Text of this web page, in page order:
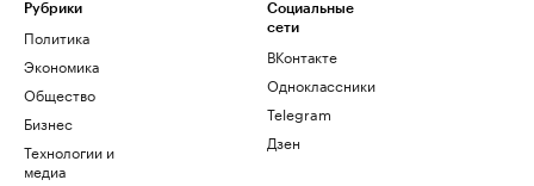
Рубрики
Политика
Экономика
Общество
Бизнес
Технологии и
медиа
Социальные
сети
ВКонтакте
Одноклассники
Telegram
Дзен